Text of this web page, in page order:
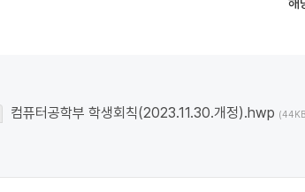
컴퓨터공학부 학생회칙(2023.11.30.개정).hwp